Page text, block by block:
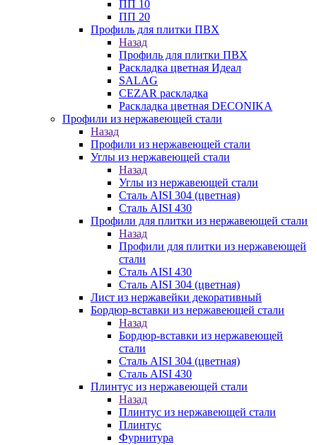
ПП 10
ПП 20
Профиль для плитки ПВХ
Назад
Профиль для плитки ПВХ
Раскладка цветная Идеал
SALAG
CEZAR раскладка
Раскладка цветная DECONIKA
Профили из нержавеющей стали
Назад
Профили из нержавеющей стали
Углы из нержавеющей стали
Назад
Углы из нержавеющей стали
Сталь AISI 304 (цветная)
Сталь AISI 430
Профили для плитки из нержавеющей стали
Назад
Профили для плитки из нержавеющей
стали
Сталь AISI 430
Сталь AISI 304 (цветная)
Лист из нержавейки декоративный
Бордюр-вставки из нержавеющей стали
Назад
Бордюр-вставки из нержавеющей
стали
Сталь AISI 304 (цветная)
Сталь AISI 430
Плинтус из нержавеющей стали
Назад
Плинтус из нержавеющей стали
Плинтус
Фурнитура